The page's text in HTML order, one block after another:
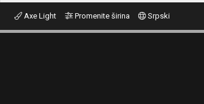
Axe Light Promenite širina Srpski